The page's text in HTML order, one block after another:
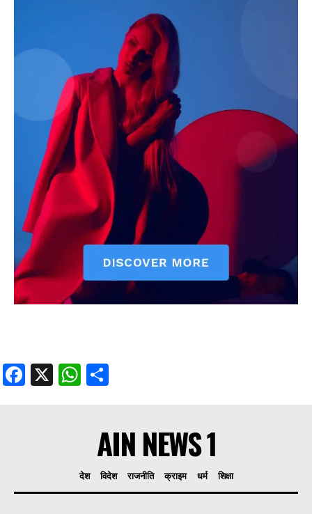
AIN NEWS 1
Contact Us
Privacy Policy
Terms of Use Agreement
Facebook
X WhatsApp
Share
Facebook
X WhatsApp
AIN NEWS 1
देश विदेश राजनीति क्राइम धर्म शिक्षा